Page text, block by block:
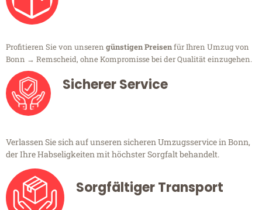
Profitieren Sie von unseren günstigen Preisenfür Ihren Umzug von
Bonn → Remscheid, ohne Kompromisse bei der Qualität einzugehen.
Sicherer Service
Verlassen Sie sich auf unseren sicheren Umzugsservice in Bonn,
der Ihre Habseligkeiten mit höchster Sorgfalt behandelt.
Sorgfältiger Transport